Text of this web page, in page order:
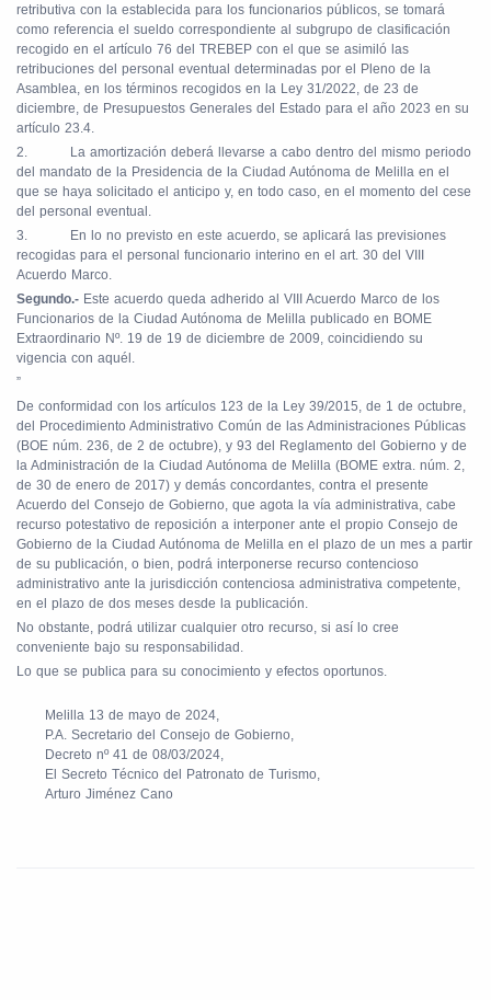
retributiva con la establecida para los funcionarios públicos, se tomará
como referencia el sueldo correspondiente al subgrupo de clasificación
recogido en el artículo 76 del TREBEP con el que se asimiló las
retribuciones del personal eventual determinadas por el Pleno de la
Asamblea, en los términos recogidos en la Ley 31/2022, de 23 de
diciembre, de Presupuestos Generales del Estado para el año 2023 en su
artículo 23.4.
2.
La amortización deberá llevarse a cabo dentro del mismo periodo
del mandato de la Presidencia de la Ciudad Autónoma de Melilla en el
que se haya solicitado el anticipo y, en todo caso, en el momento del cese
del personal eventual.
3.
En lo no previsto en este acuerdo, se aplicará las previsiones
recogidas para el personal funcionario interino en el art. 30 del VIII
Acuerdo Marco.
Segundo.- Este acuerdo queda adherido al VIII Acuerdo Marco de los
Funcionarios de la Ciudad Autónoma de Melilla publicado en BOME
Extraordinario Nº. 19 de 19 de diciembre de 2009, coincidiendo su
vigencia con aquél.
”
De conformidad con los artículos 123 de la Ley 39/2015, de 1 de octubre,
del Procedimiento Administrativo Común de las Administraciones Públicas
(BOE núm. 236, de 2 de octubre), y 93 del Reglamento del Gobierno y de
la Administración de la Ciudad Autónoma de Melilla (BOME extra. núm. 2,
de 30 de enero de 2017) y demás concordantes, contra el presente
Acuerdo del Consejo de Gobierno, que agota la vía administrativa, cabe
recurso potestativo de reposición a interponer ante el propio Consejo de
Gobierno de la Ciudad Autónoma de Melilla en el plazo de un mes a partir
de su publicación, o bien, podrá interponerse recurso contencioso
administrativo ante la jurisdicción contenciosa administrativa competente,
en el plazo de dos meses desde la publicación.
No obstante, podrá utilizar cualquier otro recurso, si así lo cree
conveniente bajo su responsabilidad.
Lo que se publica para su conocimiento y efectos oportunos.
Melilla 13 de mayo de 2024,
P.A. Secretario del Consejo de Gobierno,
Decreto nº 41 de 08/03/2024,
El Secreto Técnico del Patronato de Turismo,
Arturo Jiménez Cano